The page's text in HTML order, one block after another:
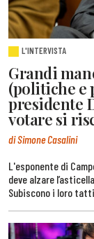
L'INTERVISTA
Grandi
(politiche e
presidente
votare si
di Simone Casalini
L'esponente di
deve alzare
Subiscono i loro